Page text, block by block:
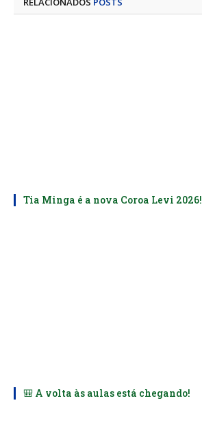
Tia Minga é a nova Coroa Levi 2026!
🎒 A volta às aulas está chegando!